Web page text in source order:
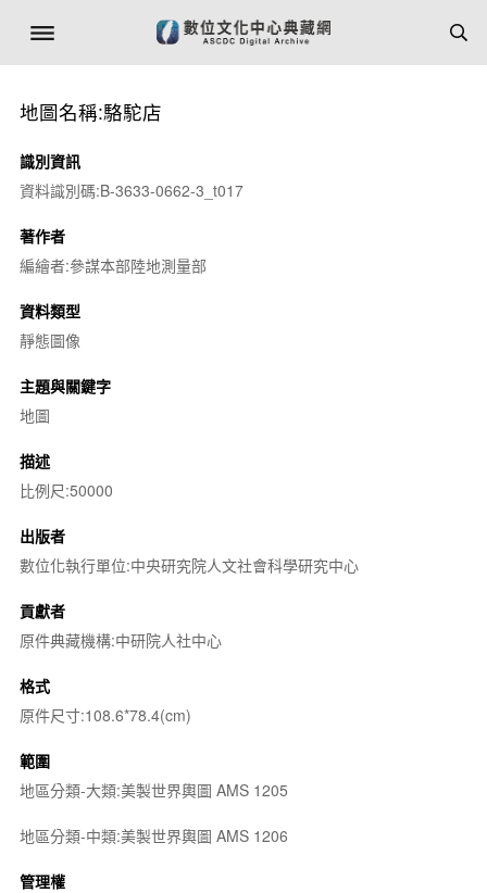
地圖名稱:駱駝店
識別資訊
資料識別碼:B-3633-0662-3_t017
著作者
編繪者:參謀本部陸地測量部
資料類型
靜態圖像
主題與關鍵字
地圖
描述
比例尺:50000
出版者
數位化執行單位:中央研究院人文社會科學研究中心
貢獻者
原件典藏機構:中研院人社中心
格式
原件尺寸:108.6*78.4(cm)
範圍
地區分類-大類:美製世界輿圖 AMS 1205
地區分類-中類:美製世界輿圖 AMS 1206
管理權